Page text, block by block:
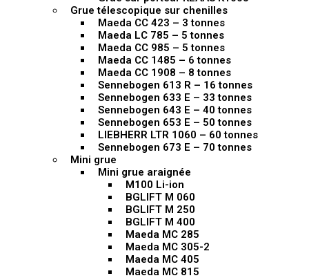
Grue télescopique sur chenilles
Maeda CC 423 – 3 tonnes
Maeda LC 785 – 5 tonnes
Maeda CC 985 – 5 tonnes
Maeda CC 1485 – 6 tonnes
Maeda CC 1908 – 8 tonnes
Sennebogen 613 R – 16 tonnes
Sennebogen 633 E – 33 tonnes
Sennebogen 643 E – 40 tonnes
Sennebogen 653 E – 50 tonnes
LIEBHERR LTR 1060 – 60 tonnes
Sennebogen 673 E – 70 tonnes
Mini grue
Mini grue araignée
M100 Li-ion
BGLIFT M 060
BGLIFT M 250
BGLIFT M 400
Maeda MC 285
Maeda MC 305-2
Maeda MC 405
Maeda MC 815